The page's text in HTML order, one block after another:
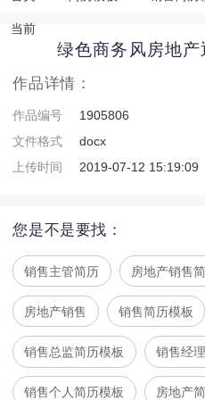
当前
绿色商务风房地
作品详情：
作品编号 1905806
文件格式
docx
上传时间
2019-07-12 15:19:09
您是不是要找：
销售主管简历 房地产销售
房地产销售 销售简历模板
销售总监简历模板 销售经
销售个人简历模板 房地产